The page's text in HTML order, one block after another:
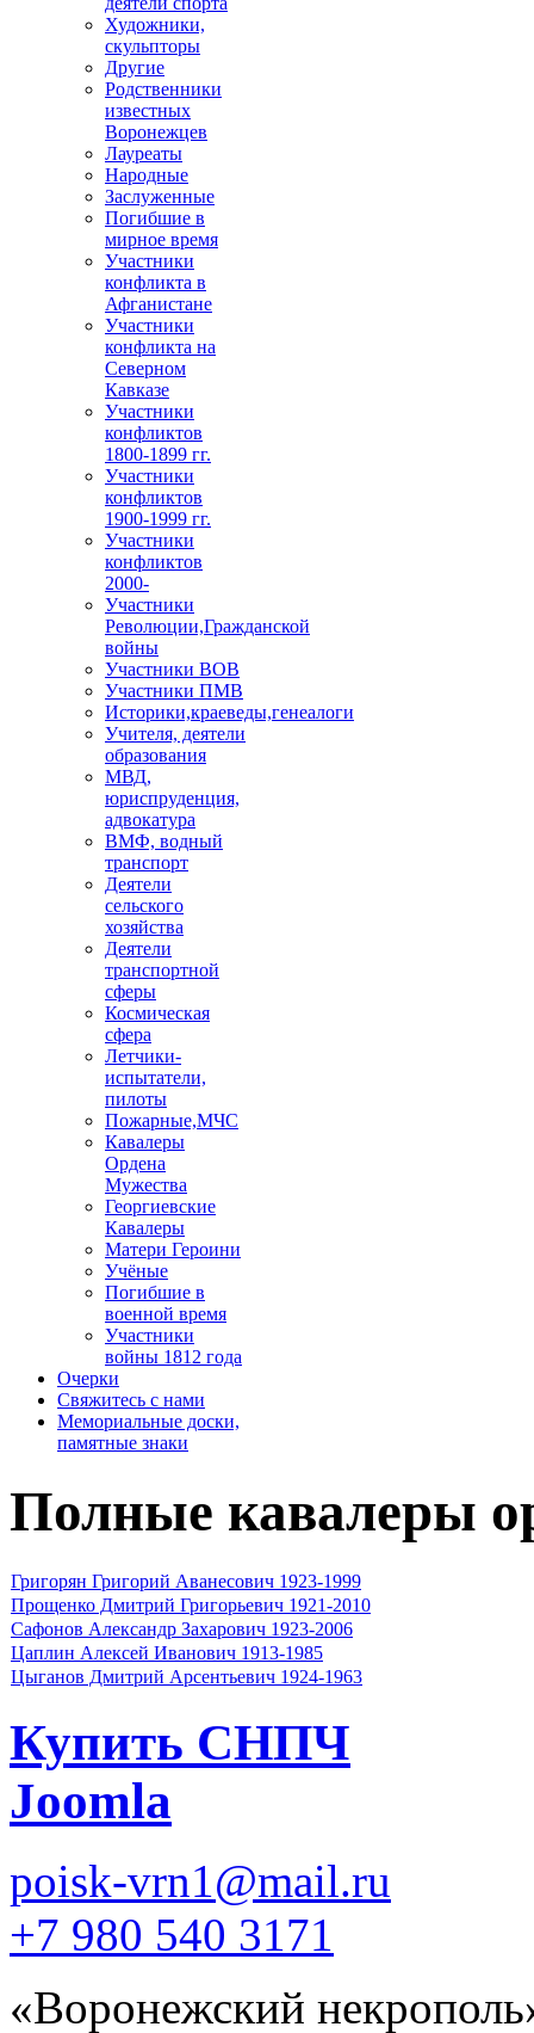
Художники,
скульпторы
Другие
Родственники
известных
Воронежцев
Лауреаты
Народные
Заслуженные
Погибшие в
мирное время
Участники
конфликта в
Афганистане
Участники
конфликта на
Северном
Кавказе
Участники
конфликтов
1800-1899 гг.
Участники
конфликтов
1900-1999 гг.
Участники
конфликтов
2000-
Участники
Революции,Гражданской
войны
Участники ВОВ
Участники ПМВ
Историки,краеведы,генеалоги
Учителя, деятели
образования
МВД,
юриспруденция,
адвокатура
ВМФ, водный
транспорт
Деятели
сельского
хозяйства
Деятели
транспортной
сферы
Космическая
сфера
Летчики-
испытатели,
пилоты
Пожарные,МЧС
Кавалеры
Ордена
Мужества
Георгиевские
Кавалеры
Матери Героини
Учёные
Погибшие в
военной время
Участники
войны 1812 года
Очерки
­Свяжитесь с нами
Мемориальные доски,
памятные знаки
Полные кавалеры
Григорян Григорий Аванесович 1923-1999
Прощенко Дмитрий Григорьевич 1921-2010
Сафонов Александр Захарович 1923-2006
Цаплин Алексей Иванович 1913-1985
Цыганов Дмитрий Арсентьевич 1924-1963
Купить СНПЧ
Joomla
poisk-vrn1@mail.ru
+7 980 540 3171
«Воронежский